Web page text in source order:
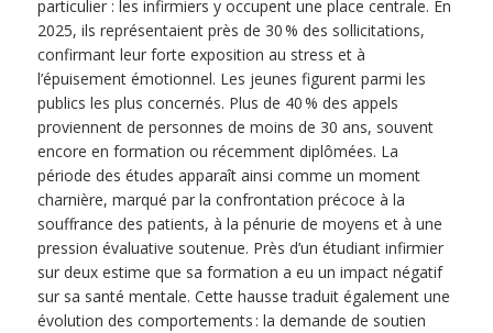
particulier : les infirmiers y occupent une place centrale. En
2025, ils représentaient près de 30 % des sollicitations,
confirmant leur forte exposition au stress et à
l’épuisement émotionnel. Les jeunes figurent parmi les
publics les plus concernés. Plus de 40 % des appels
proviennent de personnes de moins de 30 ans, souvent
encore en formation ou récemment diplômées. La
période des études apparaît ainsi comme un moment
charnière, marqué par la confrontation précoce à la
souffrance des patients, à la pénurie de moyens et à une
pression évaluative soutenue. Près d’un étudiant infirmier
sur deux estime que sa formation a eu un impact négatif
sur sa santé mentale. Cette hausse traduit également une
évolution des comportements : la demande de soutien